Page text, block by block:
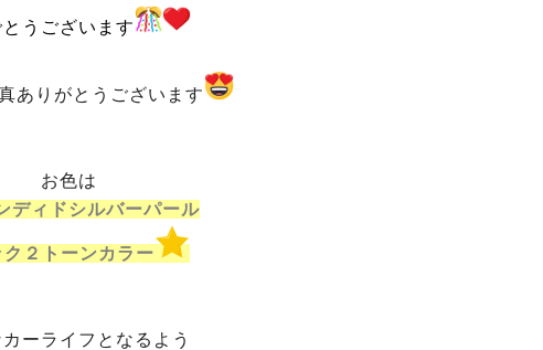
うございます
ありがとうございます
お色は
ディドシルバーパール
２トーンカラー
ーライフとなるよう